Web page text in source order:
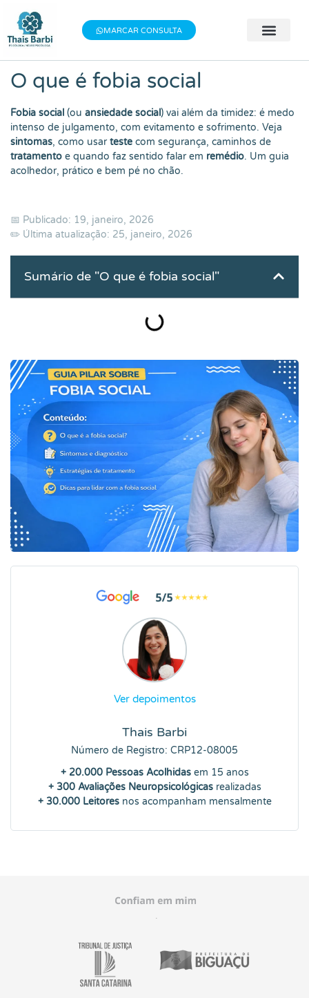
MARCAR CONSULTA
O que é fobia social
Fobia social (ou ansiedade social) vai além da timidez: é medo
intenso de julgamento, com evitamento e sofrimento. Veja
sintomas, como usarteste com segurança, caminhos de
tratamento e quando faz sentido falar em remédio. Um guia
acolhedor, prático e bem pé no chão.
📅 Publicado: 19, janeiro, 2026
✏️ Última atualização: 25, janeiro, 2026
Sumário de "O que é fobia social"
Ver depoimentos
Thais Barbi
Número de Registro: CRP12-08005
+ 20.000 Pessoas Acolhidas em 15 anos
+ 300 Avaliações Neuropsicológicasrealizadas
+ 30.000 Leitoresnos acompanham mensalmente